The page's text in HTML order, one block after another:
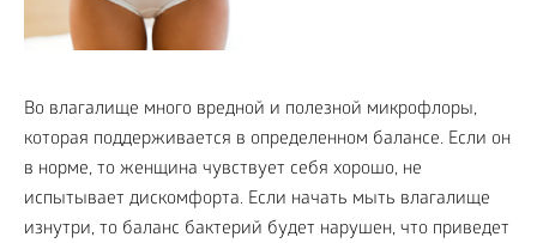
Во влагалище много вредной и полезной микрофлоры,
которая поддерживается в определенном балансе. Если он
в норме, то женщина чувствует себя хорошо, не
испытывает дискомфорта. Если начать мыть влагалище
изнутри, то баланс бактерий будет нарушен, что приведет